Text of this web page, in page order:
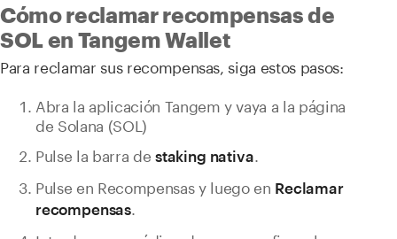
Cómo reclamar recompensas de
SOL en Tangem Wallet
Para reclamar sus recompensas, siga estos pasos:
Abra la aplicación Tangem y vaya a la página
de Solana (SOL)
Pulse la barra de staking nativa
Pulse en Recompensas y luego en Reclamar
recompensas